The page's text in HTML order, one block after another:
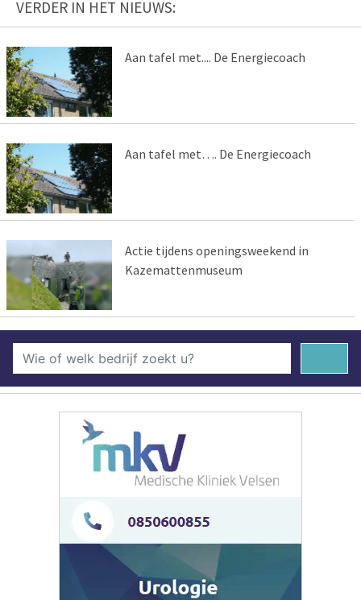
VERDER IN HET NIEUWS:
Aan tafel met.... De Energiecoach
Aan tafel met…. De Energiecoach
Actie tijdens openingsweekend in
Kazemattenmuseum